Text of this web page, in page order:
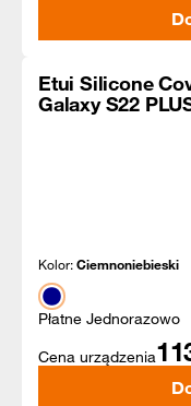
Etui Silicone
Galaxy S22
Kolor:Ciemnoniebieski
Płatne Jednorazowo
Cena urządzenia